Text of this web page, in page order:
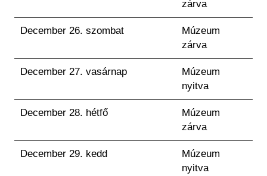
zárva
December 26. szombat
Múzeum
zárva
December 27. vasárnap
Múzeum
nyitva
December 28. hétfő
Múzeum
zárva
December 29. kedd
Múzeum
nyitva